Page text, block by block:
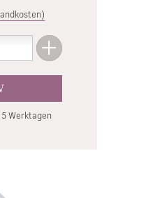
+Mehr
Werktagen